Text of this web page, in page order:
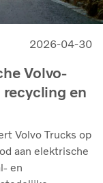
2026-04-30
Volvo-
en
Volvo Trucks op
aan elektrische
en